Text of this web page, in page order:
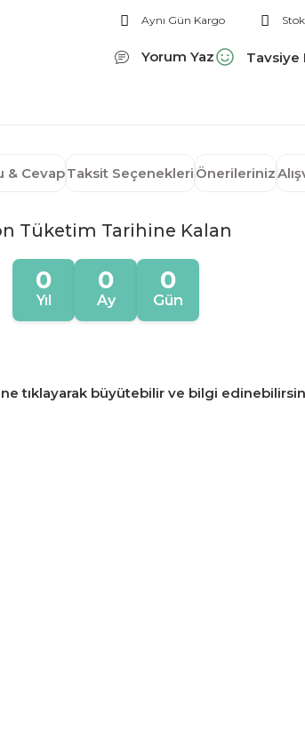
Aynı Gün Kargo
Yorum Yaz Tavsiye
& CevapTaksit Seçenekleri Önerileriniz
Tüketim Tarihine Kalan
0
Yıl
0
Ay
0
Gün
tıklayarak büyütebilir ve bilgi